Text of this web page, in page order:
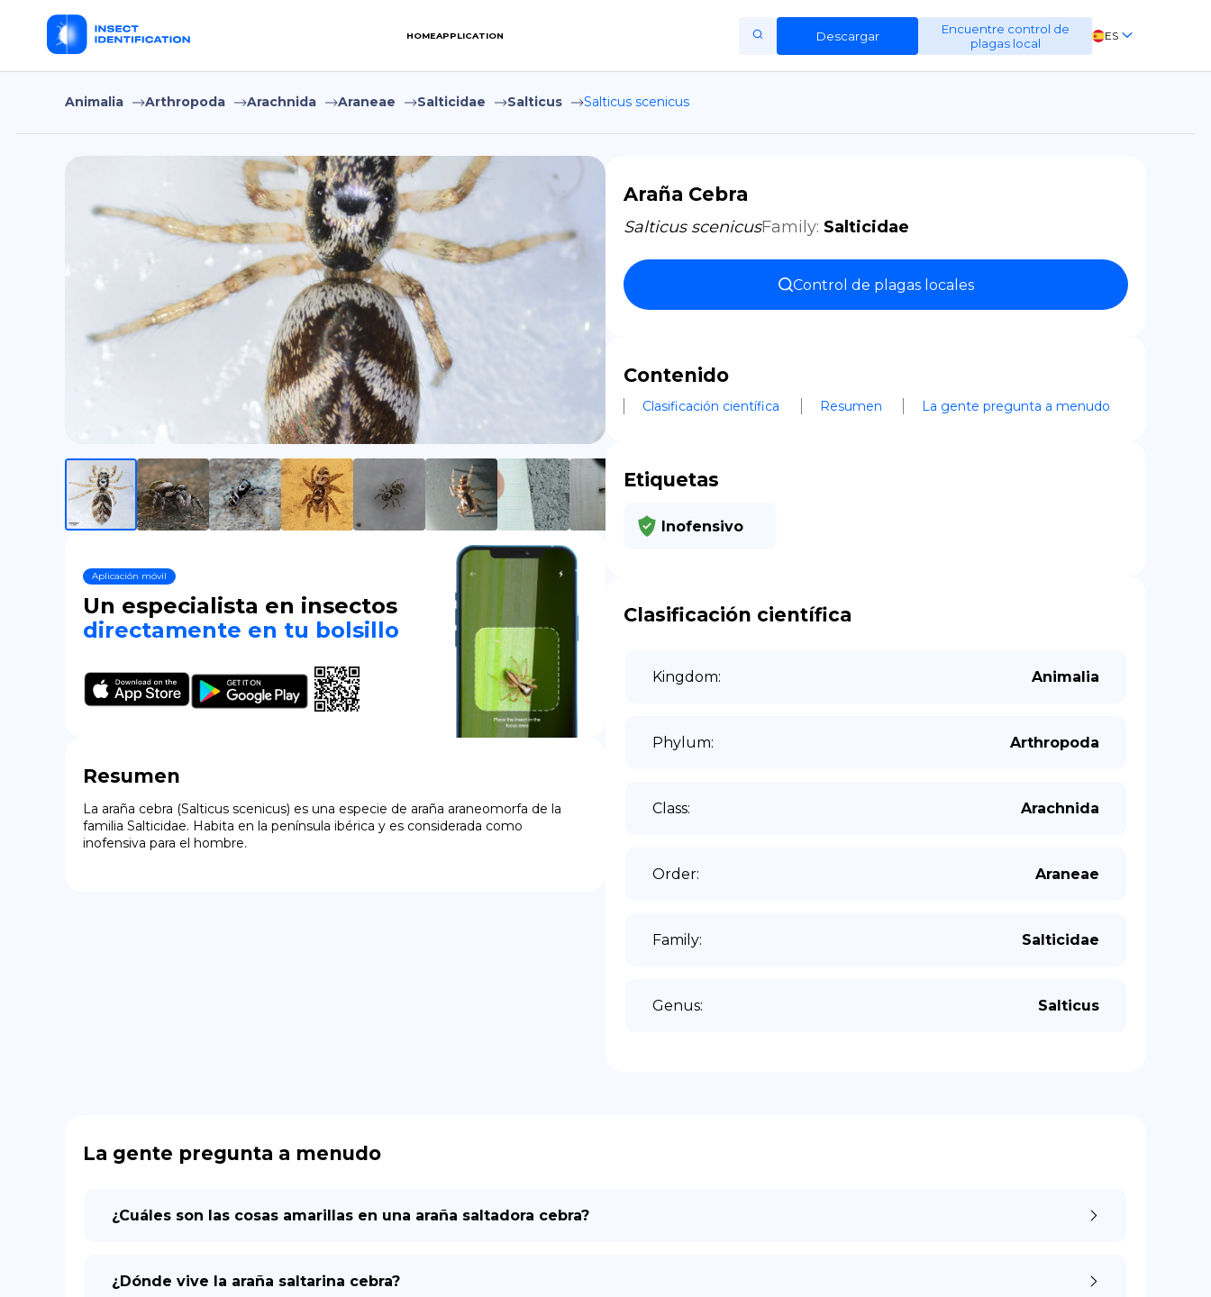
HOMEAPPLICATION Descargar
Encuentre control de
plagas local
ES
EN
Home
Application
Terms of Use
Privacy Policy
FR
DE
Copiright © Niro ID
Animalia Arthropoda Arachnida Araneae Salticidae Salticus Salticus scenicus
Aplicación móvil
Un especialista en insectos
directamente en tu bolsillo
Resumen
La araña cebra (Salticus scenicus) es una especie de araña araneomorfa de la
familia Salticidae. Habita en la península ibérica y es considerada como
inofensiva para el hombre.
Araña Cebra
Salticus scenicusFamily: Salticidae
Control de plagas locales
Contenido
Clasificación científica Resumen La gente pregunta a menudo
Etiquetas
Inofensivo
Clasificación científica
Kingdom: Animalia
Phylum: Arthropoda
Class: Arachnida
Order: Araneae
Family: Salticidae
Genus: Salticus
La gente pregunta a menudo
¿Cuáles son las cosas amarillas en una araña saltadora cebra?
¿Dónde vive la araña saltarina cebra?